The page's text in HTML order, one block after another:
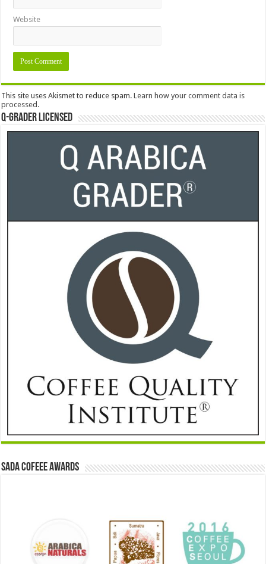
Website
This site uses Akismet to reduce spam.Learn how your comment data is
processed.
Q-Grader Licensed
Sada Cofeee Awards